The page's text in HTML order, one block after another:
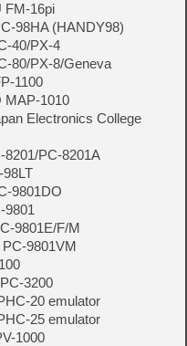
FM-16pi
98HA (HANDY98)
40/PX-4
80/PX-8/Geneva
1100
MAP-1010
Electronics College
8201/PC-8201A
9801DO
9801
9801E/F/M
9801VM
3200
20 emulator
25 emulator
1000